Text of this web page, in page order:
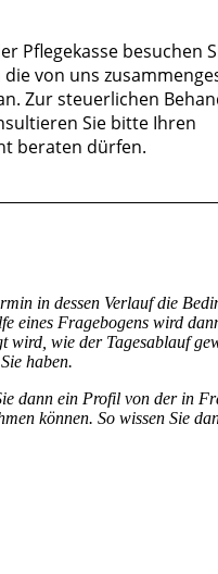
Pflegekasse besuchen
von uns
Zur steuerlichen
Sie bitte Ihren
beraten dürfen.
in dessen Verlauf die
eines Fragebogens wird
wird, wie der Tagesablauf
haben.
dann ein Profil von der in
können. So wissen Sie